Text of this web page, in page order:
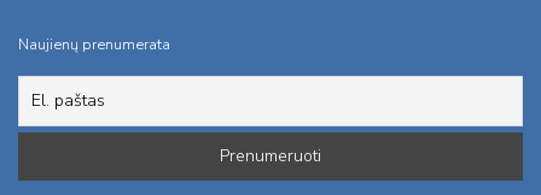
Naujienų prenumerata